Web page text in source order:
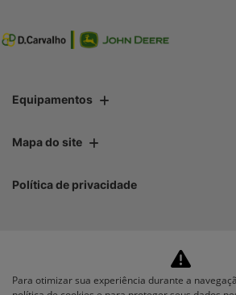
Equipamentos
Mapa do site
Política de privacidade
No trânsito, enxergar o outro
Para otimizar sua experiência durante a